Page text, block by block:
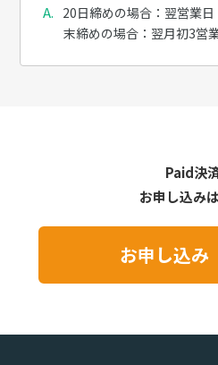
20日締めの場合：翌営業日
末締めの場合：翌月初3営
Paid決
お申し込み
お申し込み